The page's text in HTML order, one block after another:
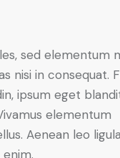
sed elementum
nisi in consequat.
ipsum eget
elementum
Aenean leo